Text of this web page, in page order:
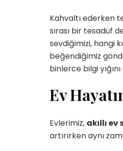
Kahvaltı ederken
sırası bir tesadüf
sevdiğimizi, hangi
beğendiğimiz
binlerce bilgi
Ev
Evlerimiz, akıllı
artırırken aynı